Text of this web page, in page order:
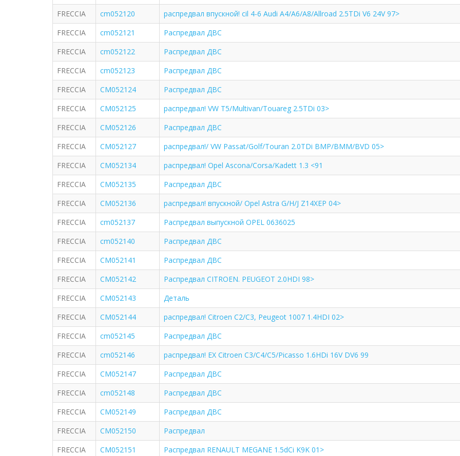
FRECCIA
cm052120
распредвал впускной! cil 4-6 Audi A4/A6/A8/Allroad 2.5TDi V6 24V 97>
FRECCIA
cm052121
Распредвал ДВС
FRECCIA
cm052122
Распредвал ДВС
FRECCIA
cm052123
Распредвал ДВС
FRECCIA
CM052124
Распредвал ДВС
FRECCIA
CM052125
распредвал! VW T5/Multivan/Touareg 2.5TDi 03>
FRECCIA
CM052126
Распредвал ДВС
FRECCIA
CM052127
распредвал!/ VW Passat/Golf/Touran 2.0TDi BMP/BMM/BVD 05>
FRECCIA
CM052134
распредвал! Opel Ascona/Corsa/Kadett 1.3 <91
FRECCIA
CM052135
Распредвал ДВС
FRECCIA
CM052136
распредвал! впускной/ Opel Astra G/H/J Z14XEP 04>
FRECCIA
cm052137
Распредвал выпускной OPEL 0636025
FRECCIA
cm052140
Распредвал ДВС
FRECCIA
CM052141
Распредвал ДВС
FRECCIA
CM052142
Распредвал CITROEN. PEUGEOT 2.0HDI 98>
FRECCIA
CM052143
Деталь
FRECCIA
CM052144
распредвал! Citroen C2/C3, Peugeot 1007 1.4HDI 02>
FRECCIA
cm052145
Распредвал ДВС
FRECCIA
cm052146
распредвал! EX Citroen C3/C4/C5/Picasso 1.6HDi 16V DV6 99
FRECCIA
CM052147
Распредвал ДВС
FRECCIA
cm052148
Распредвал ДВС
FRECCIA
CM052149
Распредвал ДВС
FRECCIA
CM052150
Распредвал
FRECCIA
CM052151 Распредвал RENAULT MEGANE 1.5dCi K9K 01>